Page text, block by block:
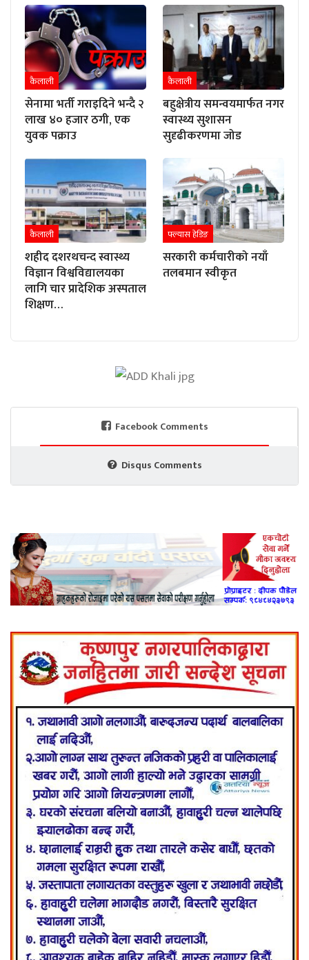
कैलाली
सेनामा भर्ती गराइदिने भन्दै २
लाख ४० हजार ठगी, एक
युवक पक्राउ
कैलाली
बहुक्षेत्रीय समन्वयमार्फत नगर
स्वास्थ्य सुशासन
सुदृढीकरणमा जोड
कैलाली
शहीद दशरथचन्द स्वास्थ्य
विज्ञान विश्वविद्यालयका
लागि चार प्रादेशिक अस्पताल
शिक्षण…
फ्ल्यास हेडिङ
सरकारी कर्मचारीको नयाँ
तलबमान स्वीकृत
Facebook Comments
Disqus Comments